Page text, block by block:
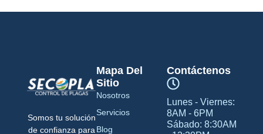
Somos tu solución
de confianza para
Contáctenos
Lunes - Viernes:
8AM - 6PM
Sábado: 8:30AM
Mapa Del
Sitio
Nosotros
Servicios
Blog